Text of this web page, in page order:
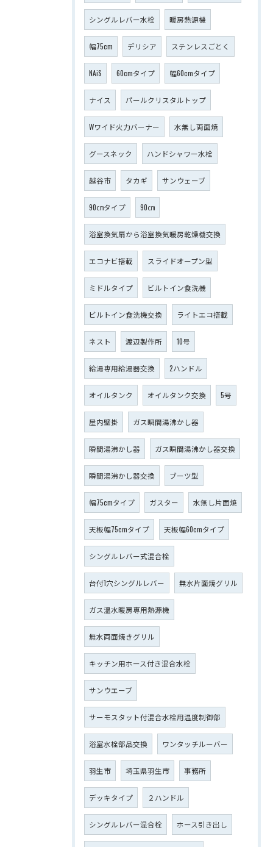
シングルレバー水栓 暖房熱源機
幅75cm デリシア ステンレスごとく
NAiS 60cmタイプ 幅60cmタイプ
ナイス パールクリスタルトップ
Wワイド火力バーナー 水無し両面焼
グースネック ハンドシャワー水栓
越谷市 タカギ サンウェーブ
90㎝タイプ 90㎝
浴室換気扇から浴室換気暖房乾燥機交換
エコナビ搭載 スライドオープン型
ミドルタイプ ビルトイン食洗機
ビルトイン食洗機交換 ライトエコ搭載
ネスト 渡辺製作所 10号
給湯専用給湯器交換 2ハンドル
オイルタンク オイルタンク交換 5号
屋内壁掛 ガス瞬間湯沸かし器
瞬間湯沸かし器 ガス瞬間湯沸かし器交換
瞬間湯沸かし器交換 ブーツ型
幅75cmタイプ ガスター 水無し片面焼
天板幅75cmタイプ 天板幅60cmタイプ
シングルレバー式混合栓
台付1穴シングルレバー 無水片面焼グリル
ガス温水暖房専用熱源機
無水両面焼きグリル
キッチン用ホース付き混合水栓
サンウエーブ
サーモスタット付混合水栓用温度制御部
浴室水栓部品交換 ワンタッチルーバー
羽生市 埼玉県羽生市 事務所
デッキタイプ ２ハンドル
シングルレバー混合栓 ホース引き出し